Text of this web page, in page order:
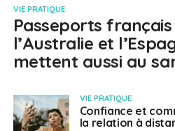
VIE PRATIQUE
Passeports français
l’Australie et
mettent aussi au
VIE PRATIQUE
Confiance et
la relation à